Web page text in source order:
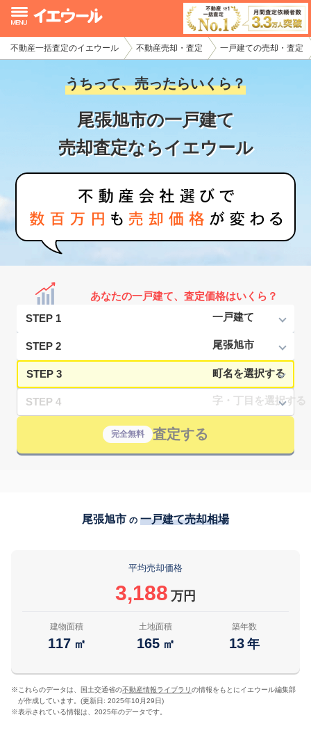
不動産一括査定のイエウール 不動産売却・査定 一戸建ての売却・査定
うちって、売ったらいくら？
尾張旭市の一戸建て
売却査定ならイエウール
あなたの一戸建て、査定価格はいくら？
STEP 1
STEP 2
STEP 3
STEP 4
完全無料 査定する
尾張旭市 の 一戸建て売却相場
平均売却価格
3,188 万円
建物面積
117 ㎡
土地面積
165 ㎡
築年数
13 年
※ これらのデータは、国土交通省の不動産情報ライブラリの情報をもとにイエウール編集部
が作成しています。(更新日: 2025年10月29日)
※表示されている情報は、2025年のデータです。
イエウール加盟希望の不動産会社様
初めての方へ
不動産売却の流れ
不動産の売却・一括査定
家査定シミュレーター
お問い合わせ